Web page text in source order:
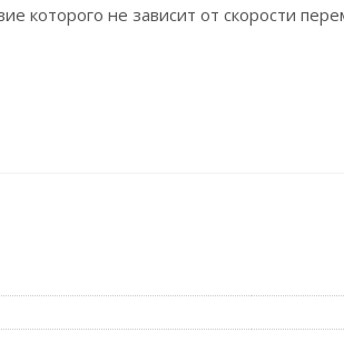
которого не зависит от скорости